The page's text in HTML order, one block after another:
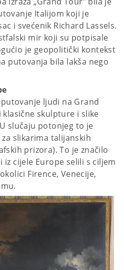
Italijom koji je
i svećenik Richard Lassels.
mir koji su potpisale
je geopolitički kontekst
putovanja bila lakša nego
ljudi na Grand
skulpture i slike
slučaju potonjeg to je
slikarima talijanskih
prizora). To je značilo
cijele Europe selili s ciljem
Firence, Venecije,